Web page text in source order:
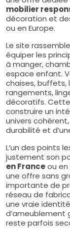
mobilier
décoration et
ou en Europe.
Le site
équiper les
à manger,
espace enfant.
chaises, buffets,
rangements,
décoratifs.
construire un
univers
durabilité et
L’un des points
justement son
en Franceou en
une offre sans
importante de
réseau de
une vraie
d’ameublement
reste parfois